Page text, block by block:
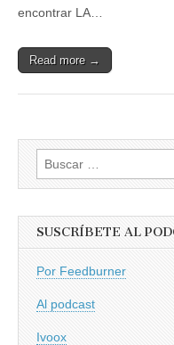
encontrar LA…
Read more →
Buscar:
SUSCRÍBETE AL
Por Feedburner
Al podcast
Ivoox